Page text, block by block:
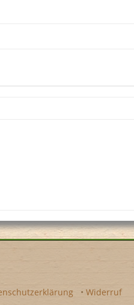
• Widerruf